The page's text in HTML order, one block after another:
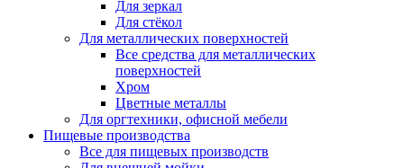
Для зеркал
Для стёкол
Для металлических поверхностей
Все средства для металлических
поверхностей
Хром
Цветные металлы
Для оргтехники, офисной мебели
Пищевые производства
Все для пищевых производств